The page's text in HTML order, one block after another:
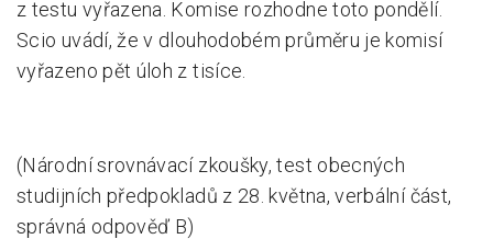
z testu vyřazena. Komise rozhodne toto pondělí.
Scio uvádí, že v dlouhodobém průměru je komisí
vyřazeno pět úloh z tisíce.
(Národní srovnávací zkoušky, test obecných
studijních předpokladů z 28. května, verbální část,
správná odpověď B)